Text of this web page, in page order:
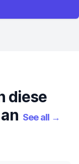
diese
See all →